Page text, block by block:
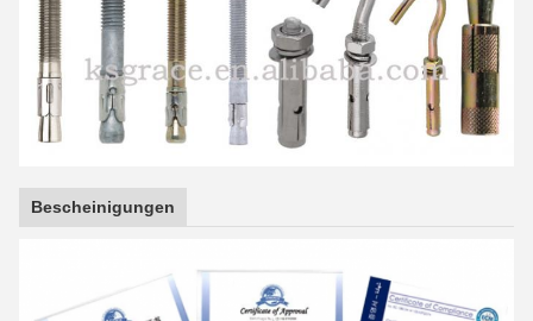
Bescheinigungen